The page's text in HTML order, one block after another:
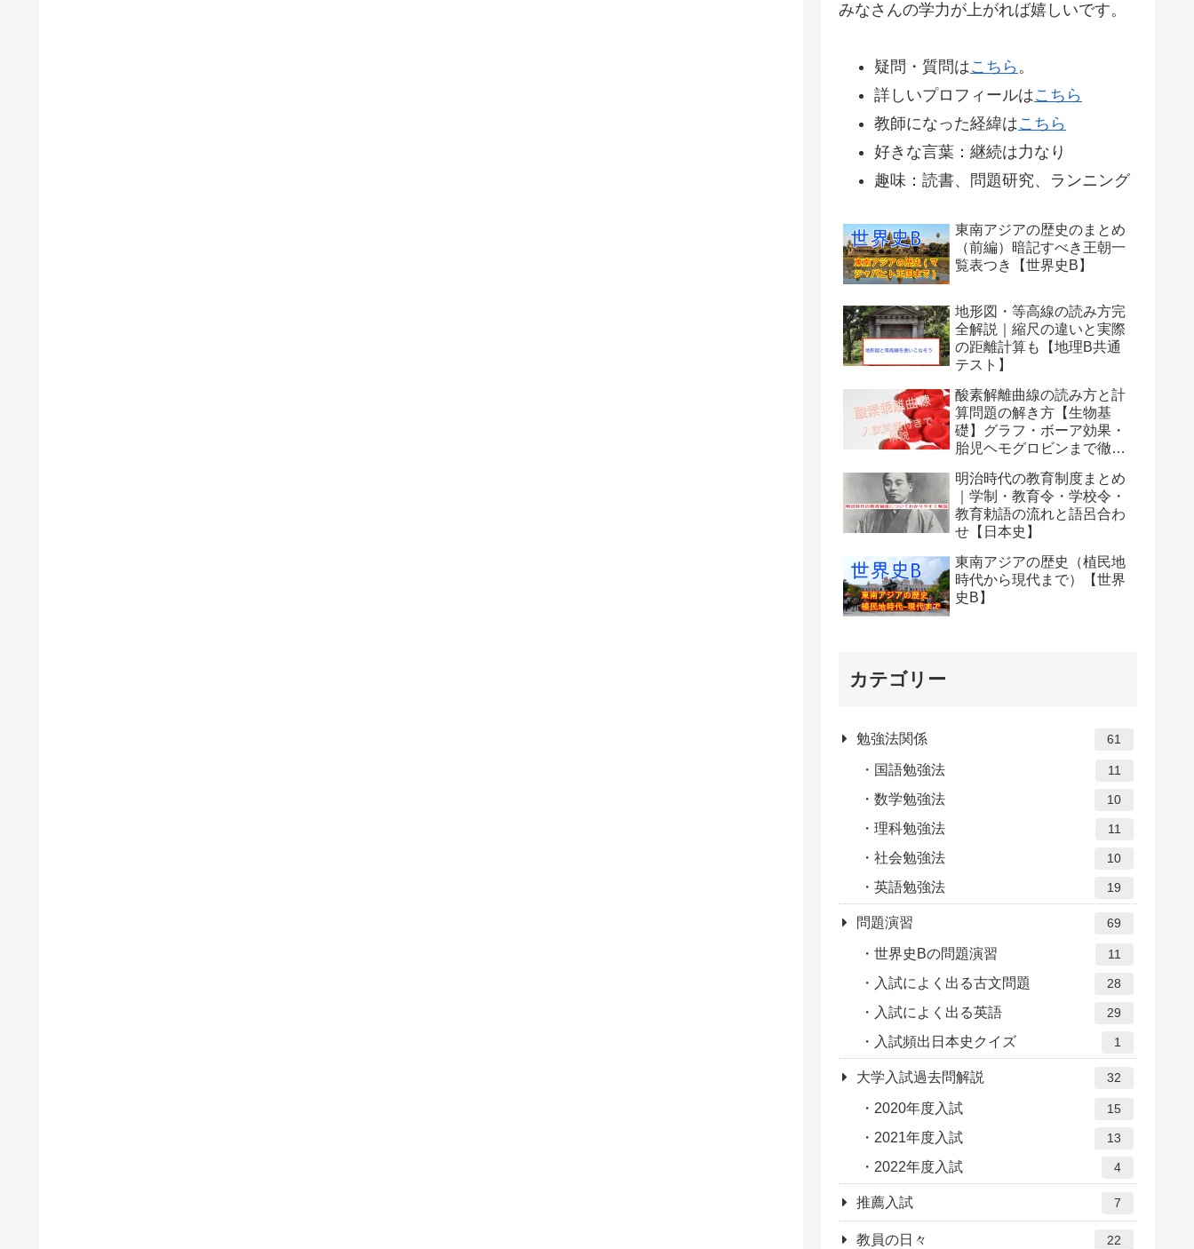
みなさんの学力が上がれば嬉しいです。
疑問・質問はこちら 。
詳しいプロフィールはこちら
教師になった経緯はこちら
好きな言葉：継続は力なり
趣味：読書、問題研究、ランニング
東南アジアの歴史のまとめ
（前編）暗記すべき王朝一
覧表つき【世界史B】
地形図・等高線の読み方完
全解説｜縮尺の違いと実際
の距離計算も【地理B共通
テスト】
酸素解離曲線の読み方と計
算問題の解き方【生物基
礎】グラフ・ボーア効果・
胎児ヘモグロビンまで徹底
明治時代の教育制度まとめ
｜学制・教育令・学校令・
教育勅語の流れと語呂合わ
せ【日本史】
東南アジアの歴史（植民地
時代から現代まで）【世界
史B】
カテゴリー
勉強法関係 61
国語勉強法 11
数学勉強法 10
理科勉強法 11
社会勉強法 10
英語勉強法 19
問題演習 69
世界史Bの問題演習 11
入試によく出る古文問題 28
入試によく出る英語 29
入試頻出日本史クイズ 1
大学入試過去問解説 32
2020年度入試 15
2021年度入試 13
2022年度入試 4
推薦入試 7
教員の日々 22